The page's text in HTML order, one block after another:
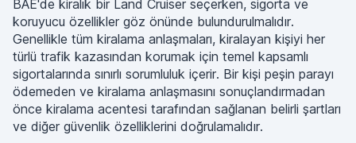
BAE'de kiralık bir Land Cruiser seçerken, sigorta ve
koruyucu özellikler göz önünde bulundurulmalıdır.
Genellikle tüm kiralama anlaşmaları, kiralayan kişiyi her
türlü trafik kazasından korumak için temel kapsamlı
sigortalarında sınırlı sorumluluk içerir. Bir kişi peşin parayı
ödemeden ve kiralama anlaşmasını sonuçlandırmadan
önce kiralama acentesi tarafından sağlanan belirli şartları
ve diğer güvenlik özelliklerini doğrulamalıdır.